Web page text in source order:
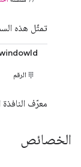
تمثّل هذه
الرقم
معرّف
الخصائص